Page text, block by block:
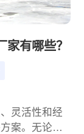
有哪些？
灵活性和经
案。无论是